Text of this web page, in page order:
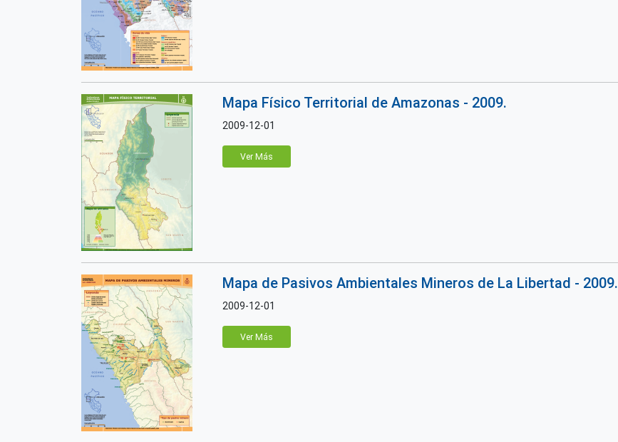
Mapa Físico Territorial de Amazonas - 2009.
2009-12-01
Ver Más
Mapa de Pasivos Ambientales Mineros de La Libertad - 2009.
2009-12-01
Ver Más